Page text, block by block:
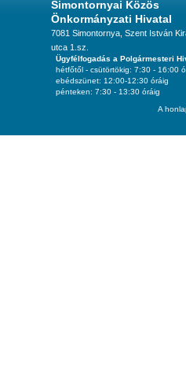
Simontornyai Közös
Önkormányzati Hivatal
7081 Simontornya, Szent István
utca 1.sz.
A
Ügyfélfogadás a Polgármesteri
hétfőtől - csütörtökig: 7:30 - 16:00
ebédszünet: 12:00-12:30 óráig
pénteken: 7:30 - 13:30 óráig